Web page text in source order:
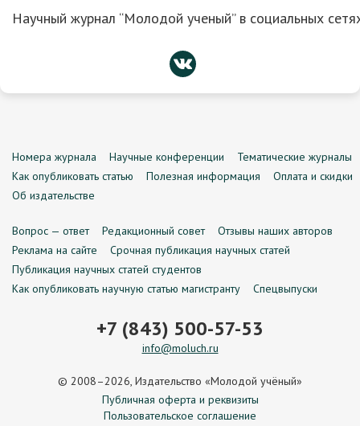
Научный журнал “Молодой ученый” в социальных
Номера журнала Научные конференции
Тематические журналы
Как опубликовать статью
Полезная информация
Оплата и скидки
Об издательстве
Вопрос — ответ Редакционный совет
Отзывы наших авторов
Реклама на сайте
Срочная публикация научных статей
Публикация научных статей студентов
Как опубликовать научную статью магистранту
Спецвыпуски
+7 (843) 500-57-53
info@moluch.ru
© 2008–2026, Издательство «Молодой учёный»
Публичная оферта и реквизиты
Пользовательское соглашение